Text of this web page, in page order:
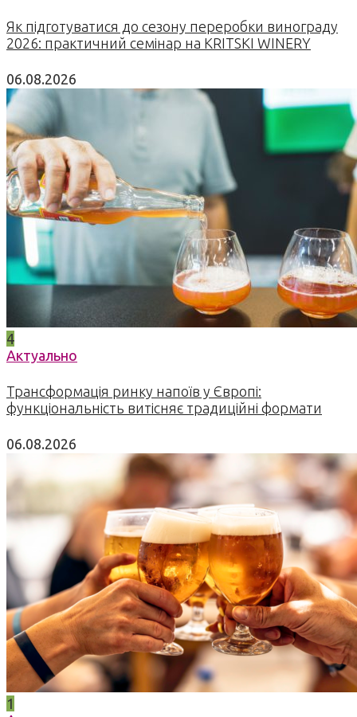
Як підготуватися до сезону переробки винограду
2026: практичний семінар на KRITSKI WINERY
06.08.2026
4
Актуально
Трансформація ринку напоїв у Європі:
функціональність витісняє традиційні формати
06.08.2026
1